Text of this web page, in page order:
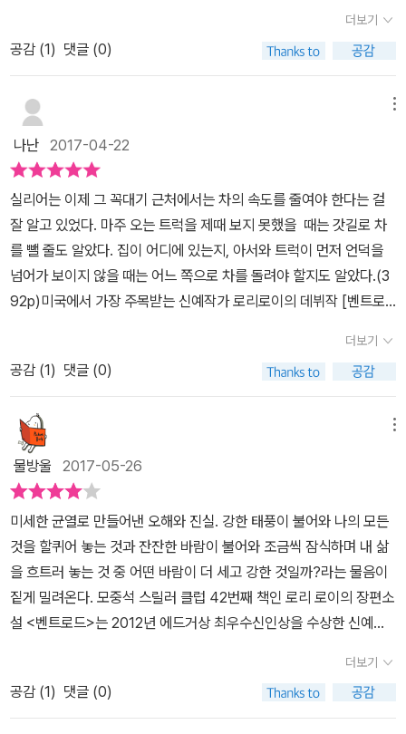
들이 잊고 있는게 있다.이 세상에 영원한 비밀은 없다는 것을...
을 때 느낀 분노와 놀라움은 이야기가 마지막에 도달할 때가 되면, 지
금 이 글을 쓰는 순간에 도착하면 더 많은 생각과 분노와 안타까움으
로 가득해진다. 미스터리 소설이지만 한 편의 성장 소설이기도 하다.
대니얼의 육체적 정신적 변화는 아주 두드러지게 드러난다. 아빠 아
다지 성장하지 못했다는 느낌이 들었는데 대니얼은 친구를 때리고,
죽음을 마주하면서 분명하게 성장한다. 하지만 그 과정은 결코 행복
하지 않다. 아니 오히려 개인적인 큰 상처를 남겼다. 에비의 퇴행과 외
톨이적인 삶과 대비된다. 이런 모든 과정들은 심리적인 긴장감으로
이어진다. 불편함과 짜증과 두려움 등이 겹쳐지는 장면들로 채워진
다. 그리고 마지막에 작가가 충격적이면서도 능청스럽게 알려주는 사
건들의 진실은 또 다른 생각의 꼬리를 물게 만든다. 읽을 때보다 그 후
과거의 인물과 현재 사라진 소녀의 죽음을 둘러싼 이야기가 흥미롭게
전개된다. 가족이 가진 선의가 선의가 아니게 되어버릴 때... 죽음보다
더한 비밀을 간직할 수밖에 없게 되어버린 가족의 진실이 안타깝게
느껴지며 애드거 상 수상작가의 작품답게 스릴러 소설의 재미를 느낄
수 있어 좋았다.
서의 매형인 레이. 그는 어째서 사랑했던 여자 이브의 언니와 결혼을
했을까?? 루스를 통해 이브를 떠올린다고 하기에 두 자매는 닮은꼴
않다.바로전에 읽은 책에서도 느꼈지만 폐쇄적인 마을은 위험하다.
각 가정의 속사정까지 속속들이 알만큼 가깝기에 서로를 감시하고 의
심하기도 쉽다. 소문은 순식간에 사실이 되어버리기도 한다. 마을사
람들간의 암묵적인 침묵은 사건을 더 키우는 계기가 되어버린다. 벤
트로드도 마찬가지. 벤트로드에서 일어나는 모든일의 한가운데에 있
는 레이. 거의 술에 취해있고, 그의 행동들은 어딘가 수상쩍으며 루스
에게는 폭력까지 일삼는 그. 정말 레이는 모든일의 배후에 있는것일
까...마을사람들의 의심어린 눈빛에도 아랑곳않는 레이.당당한건지
던 그의 속내는 이야기의 끝에가서 폭발하고 만다.완벽한 비밀은 없
다. 언젠가는 진실이 드러나는 법. 그토록 애써가며 숨겨왔던 이야기
가 드러났을때, 그들의 침묵속에서 희생되어야만 했던 사람이 받게
될 충격의 파괴력은 어마어마 할것이다.휘몰아치는 전개는 아니지만
그래서 마지막이 더 강렬한 소설 <벤트로드>였다.
어버린 찻물 같다. 문장과 인물, 배경 그리고 이들을 엮어 넣는 솜씨가
대단함에도 불구하고 이 소설은 '다음 페이지를 넘기고 싶은 마음'에
심각한 피로감을 만들어낸다. 소설 내내 착 가라앉은 이야기를 의미
심장하게 펼쳐놓고도 이토록 흥미롭지 않은 소설을 읽은 건 태어나서
각자 그 비밀을 품은 채 떨어져 살았으면 좋으련만 소설은 그 평화를
용납치 않는다. 캔자스의 한 시골 마을, 가족은 다시 한 곳에 모인다.
가족을 파멸시킬 불씨에 기름을 부은건 주인공 아서가 고향에 돌아오
자마자 벌어진 한 금발 소녀의 실종 사건이다. 아서의 아내는 이사하
는 날 밤 마을의 한 진입로, 벤트로드라 불리는 급격한 커브길에서 뭔
가를 치고만다. 차에서 내려 살펴보지만 아무 것도 없다. 사라진 것인
가? 애초에 치지 않은 것인가. 엄마의 차에 타고 있던 대니얼은 새로
운 친구들을 만나 변태 성욕자 잭 마이어에 대해 듣는다. 최근 근처의
교도소에서 탈출한 정신병자. 잭 마이어는 얼굴이 칠흑같이 까매서
연못이 있는 벤트로드에서 목을 축일 것이라는 아이들의 말.사라진
금발 소녀와 잭 마이어의 탈옥, 벤트로드에서의 의심쩍은 사고, 그리
고 수십년 전에 죽은 가족. 사라진 소녀와 수십년 전에 죽은 가족을 하
나로 엮는건 '금발의 어린 소녀'다. 흉흉한 소문들 사이에서 아서의 딸
에비의 금발이 눈에 띈다. 에비는 오래전에 죽은 가족 '이브'의 얼굴과
똑 닮아 있다. 에비는 죽은 고모의(이브) 오래전 드레스들을 입고 캔
자스의 들판을 뛰어다닌다.만약 이 소설이 드라마로 나왔다면 소설
보다는 흥미로웠을지 모른다. 여기저기 걸쳐 놓은 것들이 워낙에 많
아 예고편 만큼은 끝내줬을 것이다. J. J. 에이브람스의 드라마처럼.
러나며 마우스 위에 올려 놓은 검지를 기어이 다음 에피소드 보기로
이끌었을 것이다. 변죽만 울릴 뿐 도무지 깊어지지 않는 이야기에 투
덜투덜대면서도. 이번에는 정말 진상이 드러날 거라는 믿음과 함께.
더보기
공감 (1) 댓글 (0)
나난 2017-04-22
실리어는 이제 그 꼭대기 근처에서는 차의 속도를 줄여야 한다는 걸
잘 알고 있었다. 마주 오는 트럭을 제때 보지 못했을 때는 갓길로 차
를 뺄 줄도 알았다. 집이 어디에 있는지, 아서와 트럭이 먼저 언덕을
넘어가 보이지 않을 때는 어느 쪽으로 차를 돌려야 할지도 알았다.(3
92p)미국에서 가장 주목받는 신예작가 로리로이의 데뷔작 [벤트로
설을 표방하고 있고 그로 인한 기대감을 주게 만들지만 정작 작가는
'장르를 염두에 두고 쓰지는 않는다'고 한다. 단지 '캐릭터와 배경 그
리고 플롯을 아름답게 직조하여 읽는 사람으로 하여금 다음 페이지를
넘기고 싶은 소설을 쓸 뿐'이라고 한다. 읽는 사람이 밤을 새워 읽고
싶게끔 하는 이야기를 어느 작가나 다 쓰고 싶어할 것이다. 설마 독자
가 자신의 책을 들었다가 몇 페이지도 넘기지 않고 지루하다는 이유
로 팽겨쳐 놓는 작품을 원하지는 않을 것이다. 다만 어떻게 아름답게
이야기를 짜 넣느냐가 관건이다. 이 작가가 주목받는 이유를 알 것도
같다. 그저 잔잔한 이야기같으면서도 끊임없이 앞으로 나아가게끔
지속하는 이야기를 만들어 내고 있다. 본문속에서 굴러다니는 텀블위
드처럼 이야기는 정처없이 흐르는 듯 보이지만 꾸준히 앞을 향해 달
려가고 있다. 제목과는 달리 어디 한군데 구부러진 벤트로드없이 말
이다. 작가가 쓴 책에서는 공통적으로 특징이 있다. 모두 1960년대
의 지방도시를 배경으로 하는 가족을 비극적으로 다루고 있다는 것이
더보기
공감 (1) 댓글 (0)
물방울 2017-05-26
미세한 균열로 만들어낸 오해와 진실.​ 강한 태풍이 불어와 나의 모든
것을 할퀴어 놓는 것과 잔잔한 바람이 불어와 조금씩 잠식하며 내 삶
을 흐트러 놓는 것 중 어떤 바람이 더 세고 강한 것일까?라는 물음이
짙게 밀려온다. 모중석 스릴러 클럽 42번째 책인 로리 로이의 장편소
설 <벤트로드>는 2012년 에드거상 최우수신인상을 수상한 신예작
섬세하게 이야기를 이끌어간다. 마치 유리 위를 걷거나 흔들리는 다
리에서 조금씩 발을 떼듯 느릿한 속도로 이야기를 몰아가고 있다. 캔
자스 주의 한 시골마을을 배경으로 한 이 작품은 고향을 떠났던 아서
더보기
공감 (1) 댓글 (0)